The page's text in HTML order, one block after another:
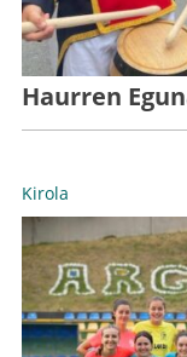
Haurren
Kirola